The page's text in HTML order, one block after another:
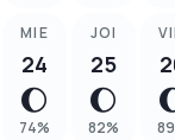
MIE
24
🌔
74%
JOI
25
🌔
82% 89